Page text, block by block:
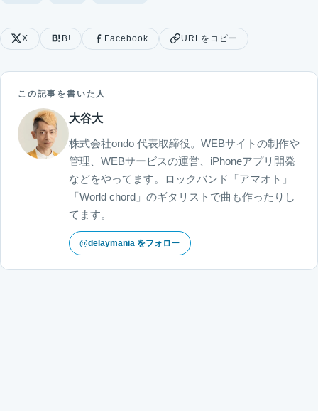
X B! Facebook URLをコピー
この記事を書いた人
大谷大
株式会社ondo 代表取締役。WEBサイトの制作や
管理、WEBサービスの運営、iPhoneアプリ開発
などをやってます。ロックバンド「アマオト」
「World chord」のギタリストで曲も作ったりし
てます。
@delaymania をフォロー